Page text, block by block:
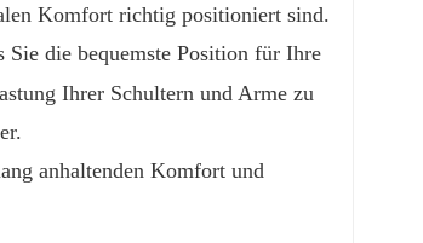
Komfort richtig positioniert sind.
Sie die bequemste Position für Ihre
Ihrer Schultern und Arme zu
anhaltenden Komfort und